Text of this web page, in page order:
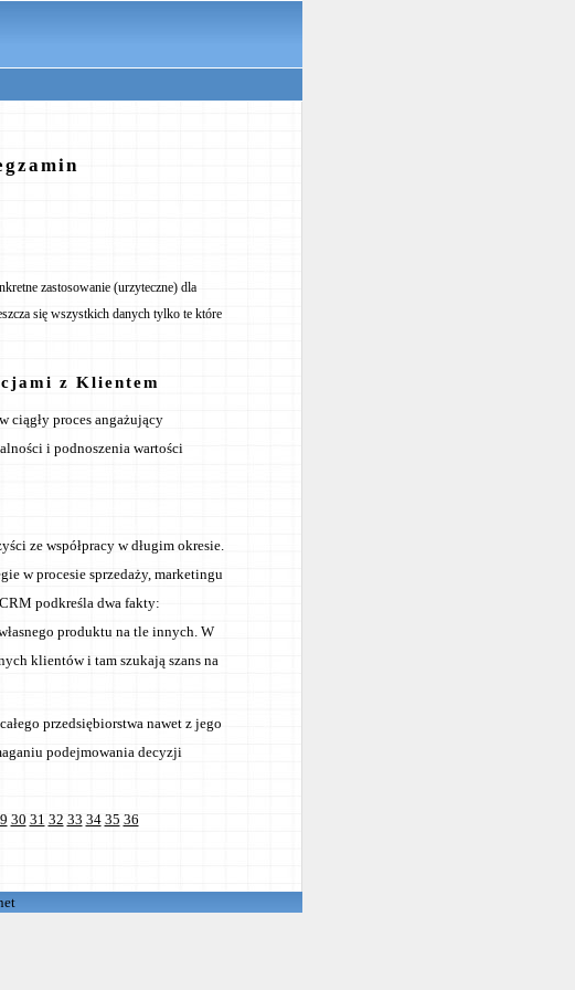
zastosowanie (urzyteczne) dla
się wszystkich danych tylko te które
z Klientem
ciągły proces angażujący
i podnoszenia wartości
ze współpracy w długim okresie.
w procesie sprzedaży, marketingu
podkreśla dwa fakty:
produktu na tle innych. W
klientów i tam szukają szans na
przedsiębiorstwa nawet z jego
podejmowania decyzji
30 31 32 33 34 35 36